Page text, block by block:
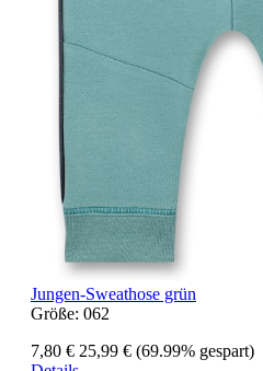
Jungen-Sweathose grün
Größe: 062
7,80 € 25,99 € (69.99% gespart)